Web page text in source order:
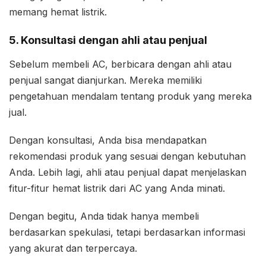
memang hemat listrik.
5. Konsultasi dengan ahli atau penjual
Sebelum membeli AC, berbicara dengan ahli atau
penjual sangat dianjurkan. Mereka memiliki
pengetahuan mendalam tentang produk yang mereka
jual.
Dengan konsultasi, Anda bisa mendapatkan
rekomendasi produk yang sesuai dengan kebutuhan
Anda. Lebih lagi, ahli atau penjual dapat menjelaskan
fitur-fitur hemat listrik dari AC yang Anda minati.
Dengan begitu, Anda tidak hanya membeli
berdasarkan spekulasi, tetapi berdasarkan informasi
yang akurat dan terpercaya.